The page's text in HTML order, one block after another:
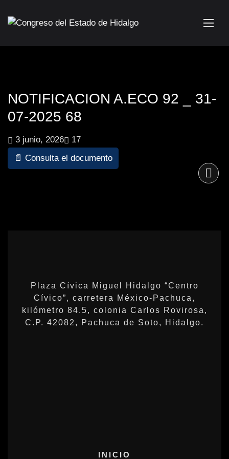
NOTIFICACION A.ECO 92 _ 31-
07-2025 68
3 junio, 2026
17
📄 Consulta el documento
Plaza Cívica Miguel Hidalgo “Centro
Cívico”, carretera México-Pachuca,
kilómetro 84.5, colonia Carlos Rovirosa,
C.P. 42082, Pachuca de Soto, Hidalgo.
INICIO